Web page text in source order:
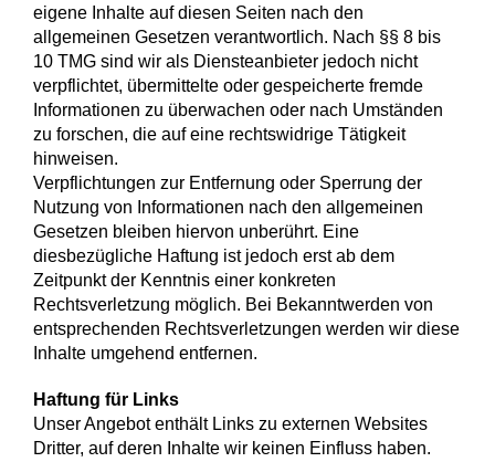
eigene Inhalte auf diesen Seiten nach den
allgemeinen Gesetzen verantwortlich. Nach §§ 8 bis
10 TMG sind wir als Diensteanbieter jedoch nicht
verpflichtet, übermittelte oder gespeicherte fremde
Informationen zu überwachen oder nach Umständen
zu forschen, die auf eine rechtswidrige Tätigkeit
hinweisen.
Verpflichtungen zur Entfernung oder Sperrung der
Nutzung von Informationen nach den allgemeinen
Gesetzen bleiben hiervon unberührt. Eine
diesbezügliche Haftung ist jedoch erst ab dem
Zeitpunkt der Kenntnis einer konkreten
Rechtsverletzung möglich. Bei Bekanntwerden von
entsprechenden Rechtsverletzungen werden wir diese
Inhalte umgehend entfernen.
Haftung für Links
Unser Angebot enthält Links zu externen Websites
Dritter, auf deren Inhalte wir keinen Einfluss haben.